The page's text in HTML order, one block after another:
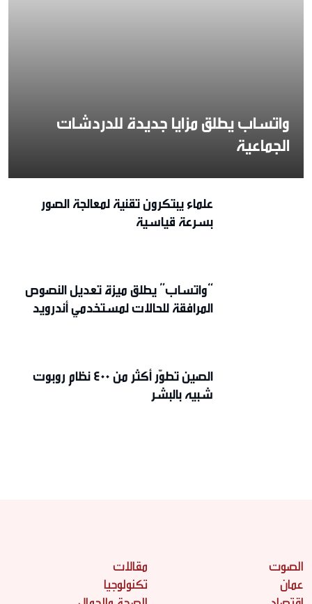
واتساب يطلق مزايا جديدة للدردشات
الجماعية
علماء يبتكرون تقنية لمعالجة الصور
بسرعة قياسية
“واتساب” يطلق ميزة تعديل النصوص
المرافقة للحالات لمستخدمي أندرويد
الصين تطوّر أكثر من 400 نظام روبوت
شبيه بالبشر
الصوت
عمان
مقالات
تكنولوجيا